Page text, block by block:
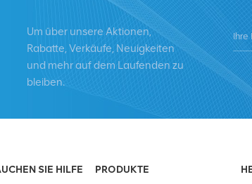
Um über unsere Aktionen,
Rabatte, Verkäufe, Neuigkeiten
und mehr auf dem Laufenden zu
bleiben.
SIE HILFE PRODUKTE